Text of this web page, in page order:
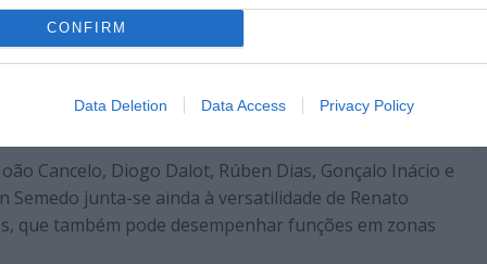
CONFIRM
Data Deletion Data Access Privacy Policy
do selecionador nacional no núcleo duro da
últimos anos.
Cancelo, Diogo Dalot, Rúben Dias, Gonçalo Inácio e
Semedo junta-se ainda à versatilidade de Renato
que também pode desempenhar funções em zonas